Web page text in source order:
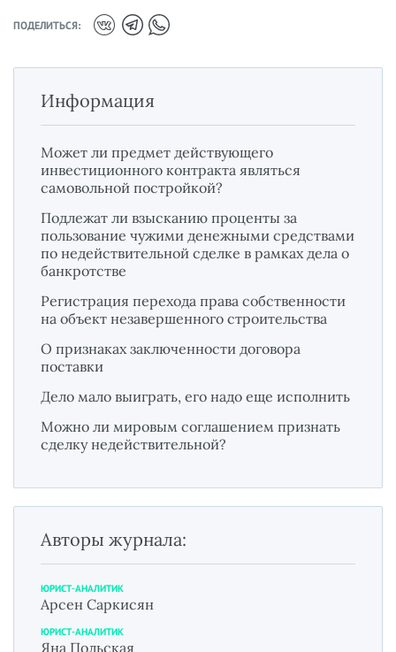
ПОДЕЛИТЬСЯ:
Информация
Может ли предмет действующего
инвестиционного контракта являться
самовольной постройкой?
Подлежат ли взысканию проценты за
пользование чужими денежными средствами
по недействительной сделке в рамках дела о
банкротстве
Регистрация перехода права собственности
на объект незавершенного строительства
О признаках заключенности договора
поставки
Дело мало выиграть, его надо еще исполнить
Можно ли мировым соглашением признать
сделку недействительной?
Авторы журнала:
ЮРИСТ-АНАЛИТИК
Арсен Саркисян
ЮРИСТ-АНАЛИТИК
Яна Польская